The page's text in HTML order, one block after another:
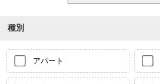
種別
アパート